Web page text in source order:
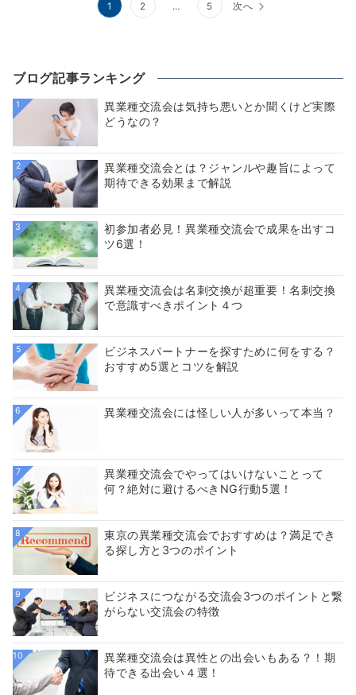
ペ
ー
ジ
送
り
1 2 … 5 次へ
ブログ記事ランキング
1
異業種交流会は気持ち悪いとか聞くけど実際
どうなの？
2
異業種交流会とは？ジャンルや趣旨によって
期待できる効果まで解説
3
初参加者必見！異業種交流会で成果を出すコ
ツ6選！
4
異業種交流会は名刺交換が超重要！名刺交換
で意識すべきポイント４つ
5
ビジネスパートナーを探すために何をする？
おすすめ5選とコツを解説
6 異業種交流会には怪しい人が多いって本当？
7
異業種交流会でやってはいけないことって
何？絶対に避けるべきNG行動5選！
8
東京の異業種交流会でおすすめは？満足でき
る探し方と3つのポイント
9
ビジネスにつながる交流会3つのポイントと繋
がらない交流会の特徴
10
異業種交流会は異性との出会いもある？！期
待できる出会い４選！